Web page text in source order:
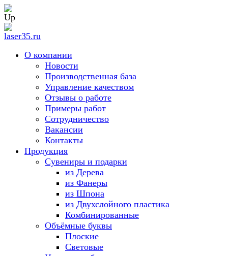
О компании
Новости
Производственная база
Управление качеством
Отзывы о работе
Примеры работ
Сотрудничество
Вакансии
Контакты
Продукция
Сувениры и подарки
из Дерева
из Фанеры
из Шпона
из Двухслойного пластика
Комбинированные
Объёмные буквы
Плоские
Световые